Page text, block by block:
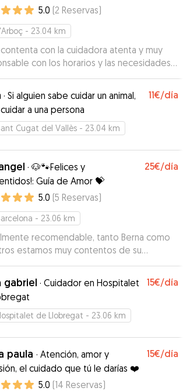
5.0 (2 Reservas)
- 23.04 km
con la cuidadora atenta y muy
con los horarios y las necesidades
perros,la recomiendo 100% no tengo
queja y mira que mis peros no estan
a estar con extraños porque
la primera vez que los dejamos solos
· Si alguien sabe cuidar un animal,
a una persona
11€/día
Cugat del Vallès - 23.04 km
· 🐶🐾Felices y
Guía de Amor 💝
25€/día
5.0 (5 Reservas)
- 23.06 km
recomendable, tanto Berna como
estamos muy contentos de su
Sin duda repetiremos.”
gabriel · Cuidador en Hospitalet
15€/día
de Llobregat - 23.06 km
paula · Atención, amor y
el cuidado que tú le darías ❤️
15€/día
5.0 (14 Reservas)